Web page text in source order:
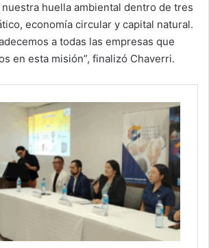
huella ambiental dentro de tres
economía circular y capital natural.
a todas las empresas que
en esta misión”, finalizó Chaverri.